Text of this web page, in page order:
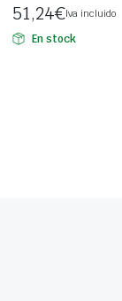
51,24€Iva incluido
En stock